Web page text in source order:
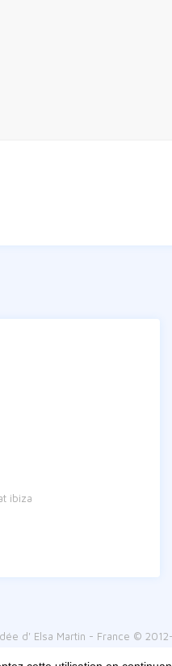
ibiza
d' Elsa Martin - France ©